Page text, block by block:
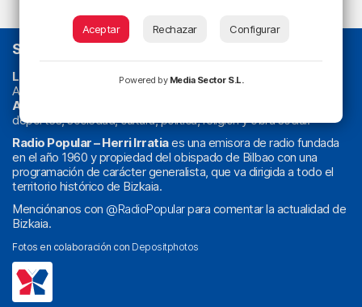
SOBRE NOSOTROS
La radio sin cadenas. Desde 1960 haciendo radio en Bilbao.
Actualidad y
Athletic
deportes, sociedad, cultura, política, religión y obra social.
Radio Popular – Herri Irratiaes una emisora de radio fundada
en el año 1960 y propiedad del obispado de Bilbao con una
programación de carácter generalista, que va dirigida a todo el
territorio histórico de Bizkaia.
Menciónanos con @RadioPopularpara comentar la actualidad de
Bizkaia.
Fotos en colaboración con Depositphotos
Aceptar Rechazar Configurar
Powered by Media Sector S.L.